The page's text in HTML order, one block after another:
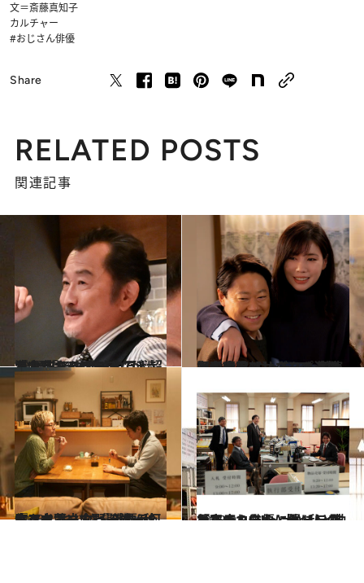
文＝斎藤真知子
カルチャー
#おじさん俳優
Share
RELATED POSTS
関連記事
2024.2.24
『おっさんずラブ』ほか、冬ドラは イケてる“頑張るおじさん”が渋滞中 フォロワー30万人超えおじキャラも
カルチャー 2024.2.24
【冬ドラマ】コンプラ無視の暴言 キャラでも嫌われない阿部サダヲ＆ 実演販売士役ノリさんの演技力が凄い
カルチャー
2023.12.1
『マイホームヒーロー』佐々木蔵之介 『きのう何食べた？』内野聖陽…秋ドラも“おじさん俳優”に胸アツ！
カルチャー 2023.9.8
『シッコウ!!～犬と私と執行官～』ほか、夏ドラのおじさん俳優にキュン 酷暑で疲れた心と体にしみわたる！
カルチャー